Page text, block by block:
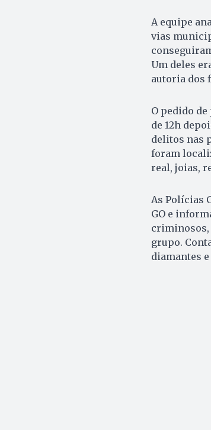
A equipe
vias
Um deles
autoria dos
O pedido
de 12h
delitos nas
foram
real, joias,
As Polícias
GO e
criminosos,
grupo.
diamantes